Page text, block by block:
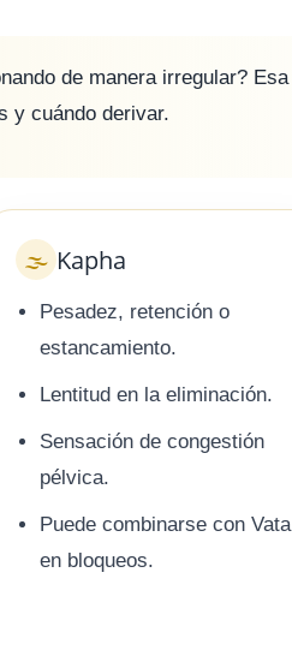
de manera irregular? Esa
y cuándo derivar.
🌫️ Kapha
Pesadez, retención o
estancamiento.
Lentitud en la eliminación.
Sensación de congestión
pélvica.
Puede combinarse con Vata
en bloqueos.